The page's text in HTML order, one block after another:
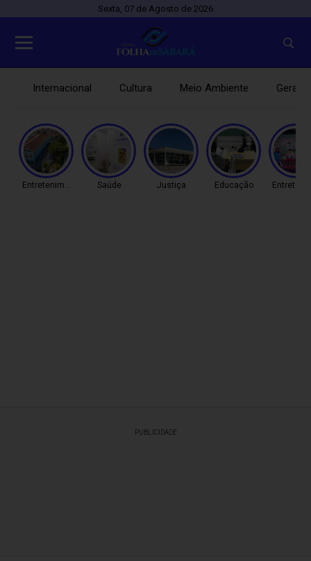
Sexta, 07 de Agosto de 2026
Internacional Cultura Meio Ambiente Gerais
Entretenimento Saúde Justiça Educação
PUBLICIDADE